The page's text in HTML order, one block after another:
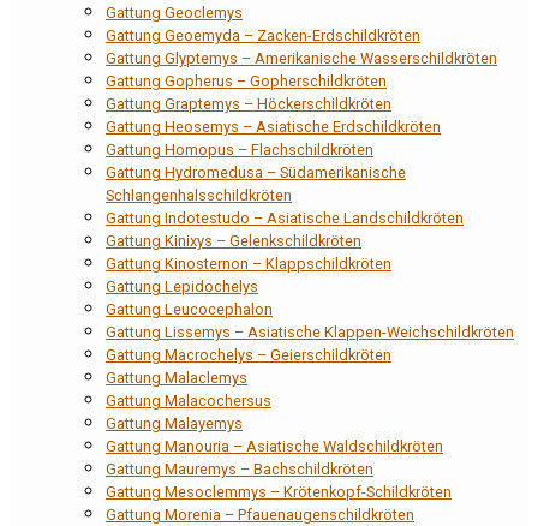
Gattung Geoclemys
Gattung Geoemyda – Zacken-Erdschildkröten
Gattung Glyptemys – Amerikanische Wasserschildkröten
Gattung Gopherus – Gopherschildkröten
Gattung Graptemys – Höckerschildkröten
Gattung Heosemys – Asiatische Erdschildkröten
Gattung Homopus – Flachschildkröten
Gattung Hydromedusa – Südamerikanische
Schlangenhalsschildkröten
Gattung Indotestudo – Asiatische Landschildkröten
Gattung Kinixys – Gelenkschildkröten
Gattung Kinosternon – Klappschildkröten
Gattung Lepidochelys
Gattung Leucocephalon
Gattung Lissemys – Asiatische Klappen-Weichschildkröten
Gattung Macrochelys – Geierschildkröten
Gattung Malaclemys
Gattung Malacochersus
Gattung Malayemys
Gattung Manouria – Asiatische Waldschildkröten
Gattung Mauremys – Bachschildkröten
Gattung Mesoclemmys – Krötenkopf-Schildkröten
Gattung Morenia – Pfauenaugenschildkröten